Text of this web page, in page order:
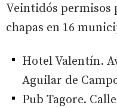
Veintidós permisos
chapas en 16
Hotel Valentín.
Aguilar de
Pub Tagore.